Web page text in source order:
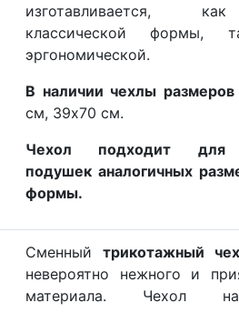
изготавливается,
классической формы,
эргономической.
В наличии чехлы размеров
см, 39х70 см.
Чехол подходит для
подушек аналогичных
формы.
Сменный трикотажный
невероятно нежного и
материала. Чехол